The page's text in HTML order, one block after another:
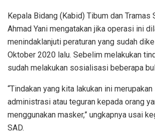
Kepala Bidang (Kabid) Tibum dan Tramas
Ahmad Yani mengatakan jika operasi ini
menindaklanjuti peraturan yang sudah
Oktober 2020 lalu. Sebelim melakukan
sudah melakukan sosialisasi beberapa
“Tindakan yang kita lakukan ini
administrasi atau teguran kepada orang
menggunakan masker,” ungkapnya usai
SAD.